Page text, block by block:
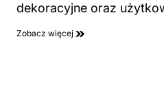
dekoracyjne oraz
Zobacz więcej